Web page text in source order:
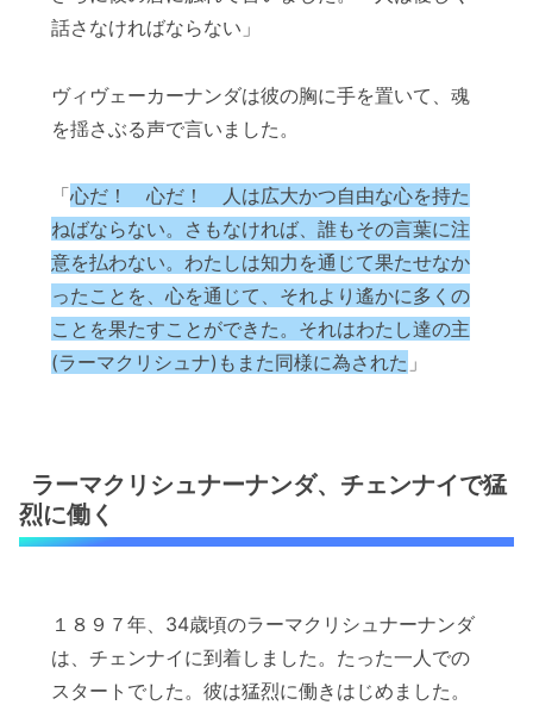
話さなければならない」
ヴィヴェーカーナンダは彼の胸に手を置いて、魂
を揺さぶる声で言いました。
「心だ！ 心だ！ 人は広大かつ自由な心を持た
ねばならない。さもなければ、誰もその言葉に注
意を払わない。わたしは知力を通じて果たせなか
ったことを、心を通じて、それより遙かに多くの
ことを果たすことができた。それはわたし達の主
(ラーマクリシュナ)もまた同様に為された 」
ラーマクリシュナーナンダ、チェンナイで猛
烈に働く
１８９７年、34歳頃のラーマクリシュナーナンダ
は、チェンナイに到着しました。たった一人での
スタートでした。彼は猛烈に働きはじめました。